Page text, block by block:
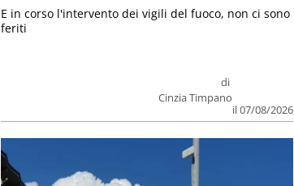
di
Cinzia Timpano
il 07/08/2026
E in corso l'intervento dei vigili del fuoco, non ci sono
feriti